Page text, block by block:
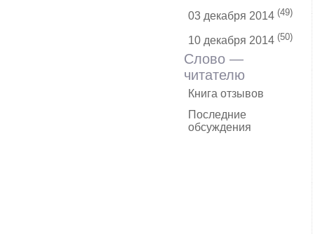
03 декабря 2014 (49)
10 декабря 2014 (50)
Слово —
читателю
Книга отзывов
Последние
обсуждения